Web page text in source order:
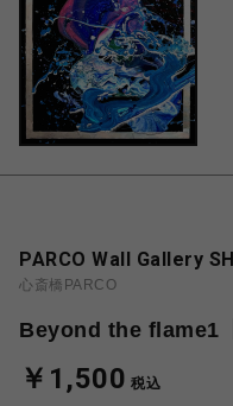
PARCO Wall Gallery
心斎橋PARCO
Beyond the flame1
￥1,500 税込